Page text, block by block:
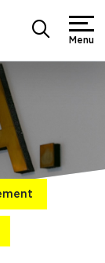
Menu